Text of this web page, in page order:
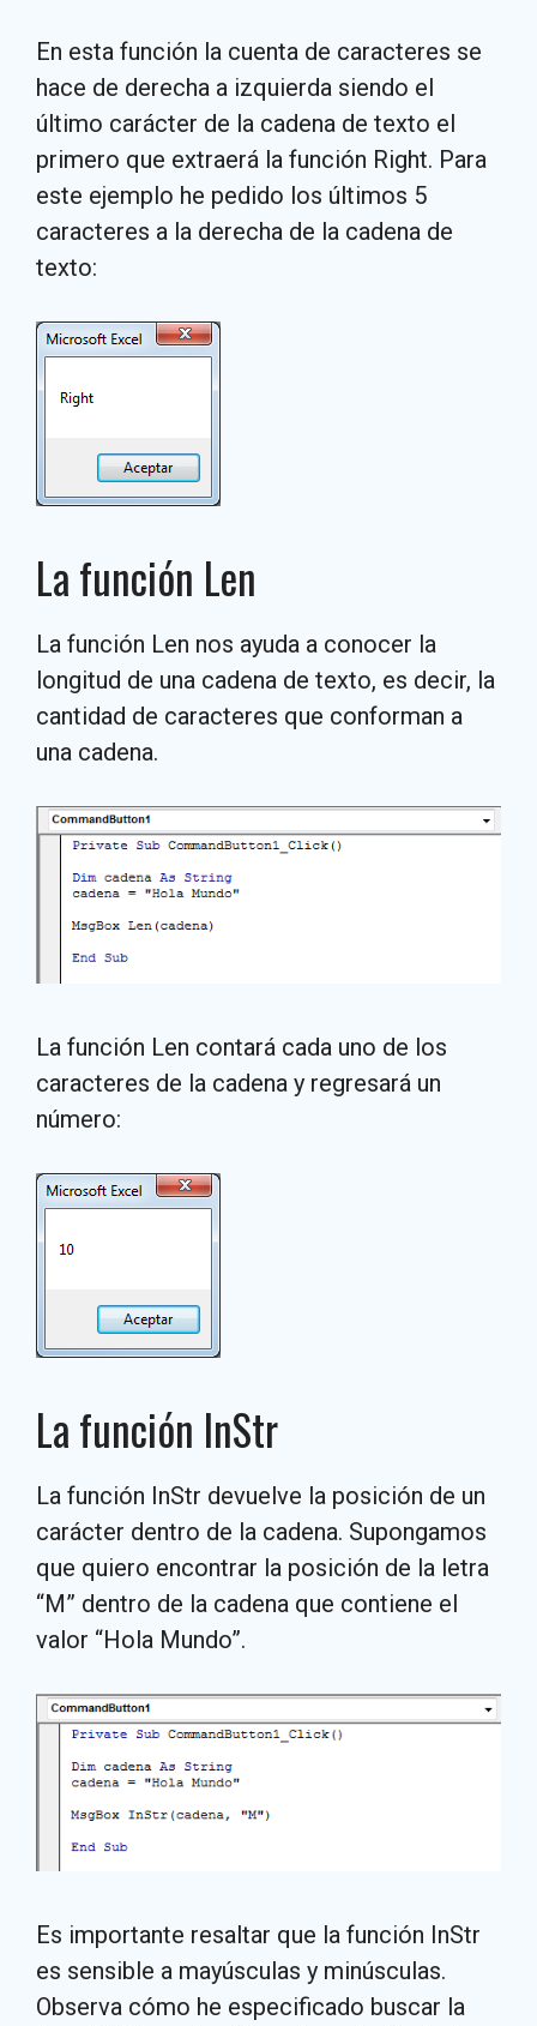
En esta función la cuenta de caracteres se
hace de derecha a izquierda siendo el
último carácter de la cadena de texto el
primero que extraerá la función Right. Para
este ejemplo he pedido los últimos 5
caracteres a la derecha de la cadena de
texto:
La función Len
La función Len nos ayuda a conocer la
longitud de una cadena de texto, es decir, la
cantidad de caracteres que conforman a
una cadena.
La función Len contará cada uno de los
caracteres de la cadena y regresará un
número:
La función InStr
La función InStr devuelve la posición de un
carácter dentro de la cadena. Supongamos
que quiero encontrar la posición de la letra
“M” dentro de la cadena que contiene el
valor “Hola Mundo”.
Es importante resaltar que la función InStr
es sensible a mayúsculas y minúsculas.
Observa cómo he especificado buscar la